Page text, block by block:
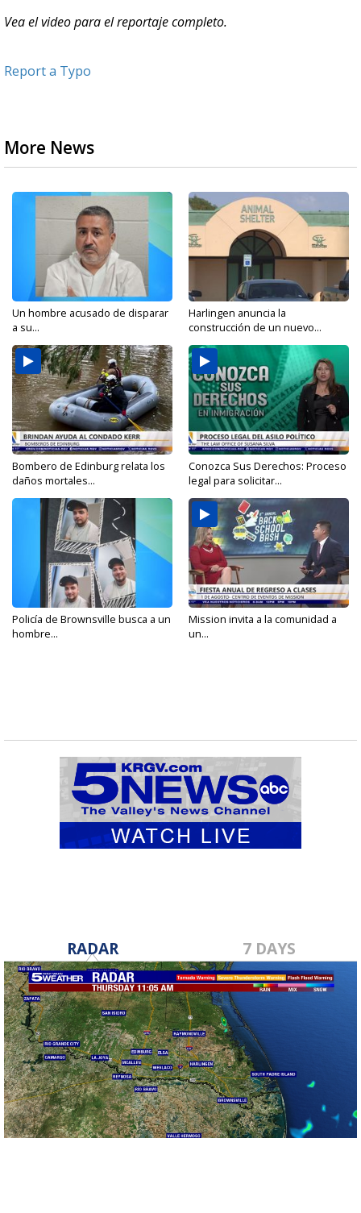
Vea el video para el reportaje completo.
Report a Typo
More News
Un hombre acusado de disparar
a su...
Harlingen anuncia la
construcción de un nuevo...
Bombero de Edinburg relata los
daños mortales...
Conozca Sus Derechos: Proceso
legal para solicitar...
Policía de Brownsville busca a un
hombre...
Mission invita a la comunidad a
un...
RADAR 7 DAYS